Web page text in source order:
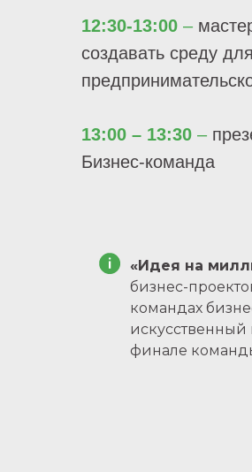
12:30-13:00 –
создавать среду
13:00 – 13:30 –
Бизнес-команда
«Идея на
бизнес-
командах
искусственный
финале